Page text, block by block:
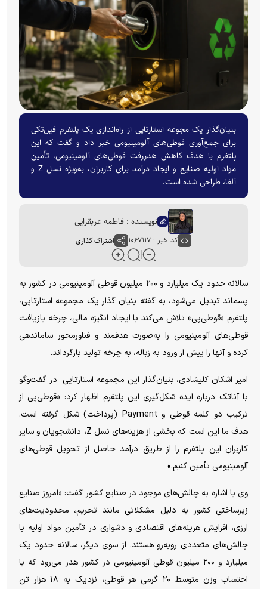
بنیان‌گذار یک مجوعه استارتاپی از راه‌اندازی یک پلتفرم فین‌تکی
برای جمع‌آوری قوطی‌های آلومینیومی خبر داد و گفت که این
پلتفرم با هدف کاهش هدررفت قوطی‌های آلومینیومی، تأمین
مواد اولیه صنایع و ایجاد درآمد برای کاربران، به‌ویژه نسل Z و
آلفا، طراحی شده است.
نویسنده : فاطمه عربقرایی
کد خبر : ۱۰۶۷۱۱۷ اشتراک گذاری
سالانه حدود یک میلیارد و ۲۰۰ میلیون قوطی آلومینیومی در کشور به
پسماند تبدیل می‌شود، به گفته بنیان گذار یک مجموعه استارتاپی،
پلتفرم «قوطی‌پی» تلاش می‌کند با ایجاد انگیزه مالی، چرخه بازیافت
قوطی‌های آلومینیومی را به‌صورت هدفمند و فناورمحور ساماندهی
کرده و آنها را پیش از ورود به زباله، به چرخه تولید بازگرداند.
امیر اشکان کلیشادی، بنیان‌گذار این مجموعه استارتاپی در گفت‌و‌گو
با آناتک درباره ایده شکل‌گیری این پلتفرم اظهار کرد: «قوطی‌پی از
ترکیب دو کلمه قوطی و Payment (پرداخت) شکل گرفته است.
هدف ما این است که بخشی از هزینه‌های نسل Z، دانشجویان و سایر
کاربران این پلتفرم را از طریق درآمد حاصل از تحویل قوطی‌های
آلومینیومی تأمین کنیم.»
وی با اشاره به چالش‌های موجود در صنایع کشور گفت: «امروز صنایع
زیرساختی کشور به دلیل مشکلاتی مانند تحریم، محدودیت‌های
ارزی، افزایش هزینه‌های اقتصادی و دشواری در تأمین مواد اولیه با
چالش‌های متعددی روبه‌رو هستند. از سوی دیگر، سالانه حدود یک
میلیارد و ۲۰۰ میلیون قوطی آلومینیومی در کشور هدر می‌رود که با
احتساب وزن متوسط ۲۰ گرمی هر قوطی، نزدیک به ۱۸ هزار تن